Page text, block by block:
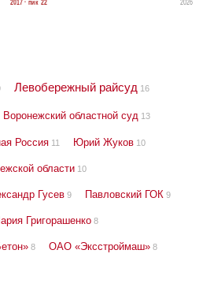
Левобережный райсуд 16
Воронежский областной суд 13
Россия 11 Юрий Жуков 10
области 10
Гусев 9 Павловский ГОК 9
Григорашенко 8
8 ОАО «Эксстроймаш» 8